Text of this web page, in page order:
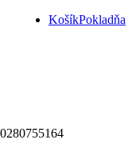
KošíkPokladňa